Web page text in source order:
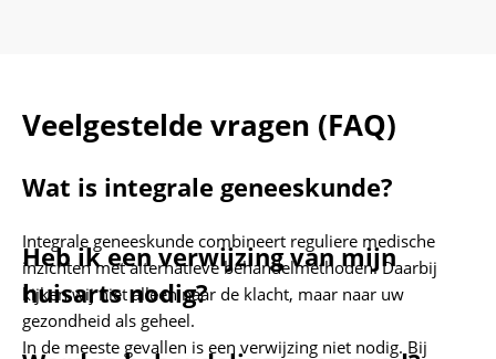
Veelgestelde vragen (FAQ)
Wat is integrale geneeskunde?
Integrale geneeskunde combineert reguliere medische
inzichten met alternatieve behandelmethoden. Daarbij
kijken wij niet alleen naar de klacht, maar naar uw
gezondheid als geheel.
Heb ik een verwijzing van mijn
huisarts nodig?
In de meeste gevallen is een verwijzing niet nodig. Bij